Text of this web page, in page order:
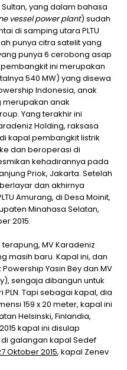
yang dalam bahasa
vessel power plant) sudah
di samping utara PLTU
punya citra satelit yang
punya 6 cerobong asap
ini merupakan
540 MW) yang disewa
Indonesia, anak
merupakan anak
Yang terakhir ini
Holding, raksasa
kapal pembangkit listrik
dan beroperasi di
kehadirannya pada
Priok, Jakarta. Setelah
dan akhirnya
Amurang, di Desa Moinit,
Minahasa Selatan,
2015.
MV Karadeniz
masih baru. Kapal ini, dan
Yasin Bey dan MV
sengaja dibangun untuk
Tapi sebagai kapal, dia
159 x 20 meter, kapal ini
Helsinski, Finlandia,
kapal ini disulap
galangan kapal Sedef
Oktober 2015, kapal Zenev